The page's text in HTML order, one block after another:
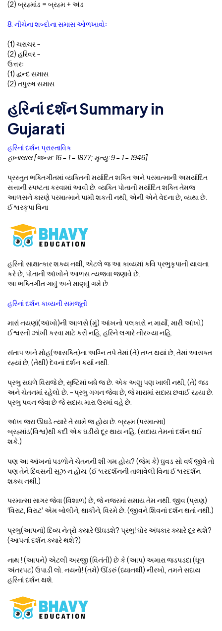
(2) બ્રહ્માંડ = બ્રહ્મ + અંડ
8. નીચેના શબ્દોના સમાસ ઓળખાવોઃ
(1) ચરાચર –
(2) હરિવર –
ઉત્તરઃ
(1) દ્વન્દ સમાસ
(2) તપુરુષ સમાસ
હરિનાં દર્શન Summary in
Gujarati
હરિનાં દર્શન પ્રાસ્તાવિક
હાનાલાલ [જન્મ: 16 – 1 – 1877; મૃત્યુઃ 9 – 1 – 1946].
પ્રસ્તુત ભક્તિગીતમાં વ્યક્તિની મર્યાદિત શક્તિ અને પરમાત્માની અમર્યાદિત
સત્તાની સ્પષ્ટતા કરવામાં આવી છે. વ્યક્તિ પોતાની મર્યાદિત શક્તિ તેમજ
આળસને કારણે પરમાત્માને પામી શકતી નથી, એની એને વેદના છે, વ્યથા છે.
ઈશ્વરકૃપા વિના
હરિનો સાક્ષાત્કાર શક્ય નથી, એટલે જ આ કાવ્યમાં કવિ પ્રભુકૃપાની યાચના
કરે છે, પોતાની આંખોને આળસ ત્યજવા જણાવે છે.
આ ભક્તિગીત ગાવું અને માણવું ગમે છે.
હરિનાં દર્શન કાવ્યની સમજૂતી
મારાં નયણાં(આંખો)ની આળસે (મું) આંખનો પલકારો ન માર્યો, મારી આંખો)
ઈશ્વરની ઝાંખી કરવા માટે કરી નહિ, હરિને લગારે નીરખ્યા નહિ.
સંતાપ અને મોહ(આસક્તિ)ના અગ્નિ તપે તેમાં (તે) તપ્ત થયાં છે, તેમાં આસક્ત
રહ્યાં છે, (તેથી) દેવનાં દર્શન કર્યા નથી.
પ્રભુ સઘળે વિરાજે છે, સૃષ્ટિમાં બધે જ છે. એક અણુ પણ ખાલી નથી, (તે) જડ
અને ચેતનમાં રહેલો છે. – પ્રભુ ગગન જેવા છે, જે મારામાં સદાય છવાઈ રહ્યા છે.
પ્રભુ પવન જેવા છે જે સદાય મારા ઉરમાં વહે છે.
આંખ જરા ઊઘડે ત્યારે તે સામે જ હોય છે. બ્રહ્મ (પરમાત્મા)
બ્રહ્માંડ(વિશ્વ)થી કદી એક ઘડીયે દૂર થાય નહિ. (સદાય તેમનાં દર્શન થઈ
શકે.)
પણ આ આંખનાં પડળોને ચેતનની શી ગમ હોય? (જેમ કે) ઘુવડ સો વર્ષ જીવે તો
પણ તેને દિવસની સૂઝ ન હોય. (ઈશ્વરદર્શનની તાલાવેલી વિના ઈશ્વરદર્શન
શક્ય નથી.)
પરમાત્મા સાગર જેવા (વિશાળ) છે, જે નજરમાં સમાય તેમ નથી. જીવ (પ્રાણ)
‘વિરાટ, વિરાટ’ એમ બોલીને, થાકીને, વિરમે છે. (જીવને શિવનાં દર્શન થતાં નથી.)
પ્રભુ(આપનાં) દિવ્ય નેત્રો ક્યારે ઊઘડશે? પ્રભુ! ઘોર અંધકાર ક્યારે દૂર થશે?
(આપનાં દર્શન ક્યારે થશે?)
નાથ ! (આપને) એટલી અરજી (વિનંતી) છે કે (આપ) અમારા જડપડદા (ધૂળ
અંતરપટ) ઉપાડી લો. નયનો! (તમે) ઊંડરું (ધ્યાનથી) નીરખો, તમને સદાય
હરિનાં દર્શન થશે.